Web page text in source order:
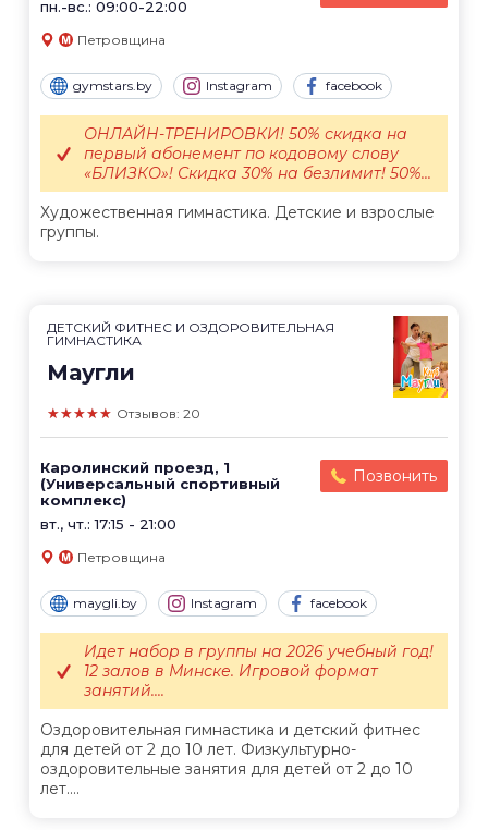
пн.-вс.: 09:00-22:00
Петровщина
gymstars.by Instagram facebook
Художественная гимнастика. Детские и взрослые
группы.
ОНЛАЙН-ТРЕНИРОВКИ! 50% скидка на
первый абонемент по кодовому слову
«БЛИЗКО»! Скидка 30% на безлимит! 50%...
ДЕТСКИЙ ФИТНЕС И ОЗДОРОВИТЕЛЬНАЯ
ГИМНАСТИКА
Маугли
★★★★★ Отзывов: 20
Каролинский проезд, 1
(Универсальный спортивный
комплекс)
вт., чт.: 17:15 - 21:00
Позвонить
Петровщина
maygli.by Instagram facebook
Оздоровительная гимнастика и детский фитнес
для детей от 2 до 10 лет. Физкультурно-
оздоровительные занятия для детей от 2 до 10
лет....
Идет набор в группы на 2026 учебный год!
12 залов в Минске. Игровой формат
занятий....